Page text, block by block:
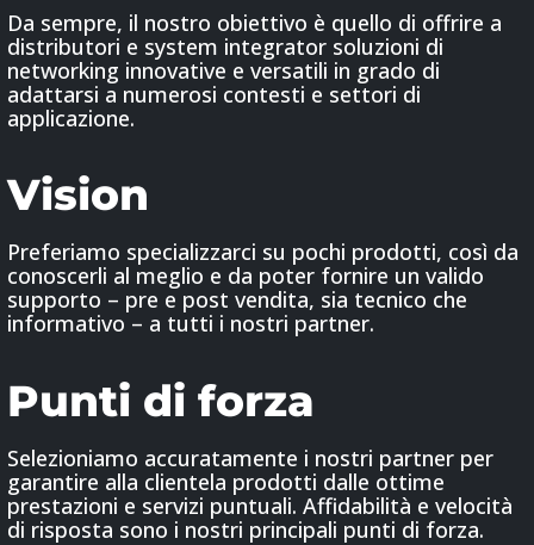
Da sempre, il nostro obiettivo è quello di offrire a
distributori e system integrator soluzioni di
networking innovative e versatili in grado di
adattarsi a numerosi contesti e settori di
applicazione.
Vision
Preferiamo specializzarci su pochi prodotti, così da
conoscerli al meglio e da poter fornire un valido
supporto – pre e post vendita, sia tecnico che
informativo – a tutti i nostri partner.
Punti di forza
Selezioniamo accuratamente i nostri partner per
garantire alla clientela prodotti dalle ottime
prestazioni e servizi puntuali. Affidabilità e velocità
di risposta sono i nostri principali punti di forza.